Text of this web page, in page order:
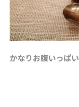
かなりお腹いっぱ